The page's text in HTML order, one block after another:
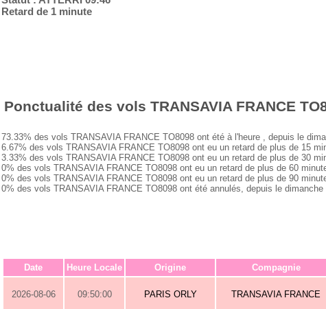
Retard de 1 minute
Ponctualité des vols TRANSAVIA FRANCE
73.33% des vols TRANSAVIA FRANCE TO8098 ont été à l'heure , depuis le
6.67% des vols TRANSAVIA FRANCE TO8098 ont eu un retard de plus de 15
3.33% des vols TRANSAVIA FRANCE TO8098 ont eu un retard de plus de 30
0% des vols TRANSAVIA FRANCE TO8098 ont eu un retard de plus de 60
0% des vols TRANSAVIA FRANCE TO8098 ont eu un retard de plus de 90
0% des vols TRANSAVIA FRANCE TO8098 ont été annulés, depuis le dimanche
Date Heure Locale Origine Compagnie
2026-08-06 09:50:00 PARIS ORLY TRANSAVIA FRANCE